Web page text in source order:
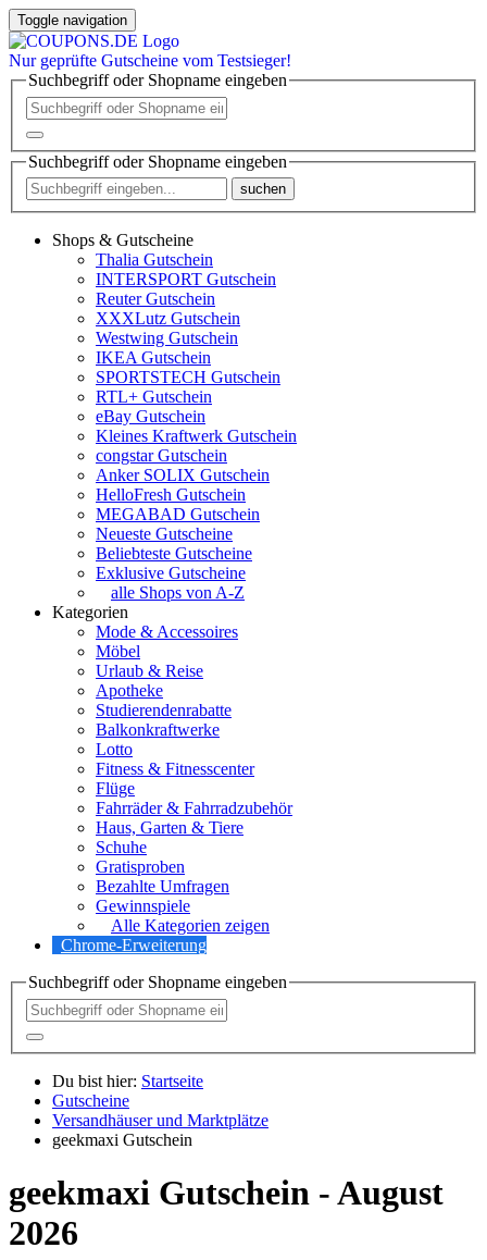
Toggle navigation
Nur geprüfte Gutscheine vom Testsieger!
Suchbegriff oder Shopname eingeben
Suchbegriff oder Shopname eingeben
suchen
Shops & Gutscheine
Thalia Gutschein
INTERSPORT Gutschein
Reuter Gutschein
XXXLutz Gutschein
Westwing Gutschein
IKEA Gutschein
SPORTSTECH Gutschein
RTL+ Gutschein
eBay Gutschein
Kleines Kraftwerk Gutschein
congstar Gutschein
Anker SOLIX Gutschein
HelloFresh Gutschein
MEGABAD Gutschein
Neueste Gutscheine
Beliebteste Gutscheine
Exklusive Gutscheine
alle Shops von A-Z
Kategorien
Mode & Accessoires
Möbel
Urlaub & Reise
Apotheke
Studierendenrabatte
Balkonkraftwerke
Lotto
Fitness & Fitnesscenter
Flüge
Fahrräder & Fahrradzubehör
Haus, Garten & Tiere
Schuhe
Gratisproben
Bezahlte Umfragen
Gewinnspiele
Alle Kategorien zeigen
Chrome-Erweiterung
Suchbegriff oder Shopname eingeben
Du bist hier: Startseite
Gutscheine
Versandhäuser und Marktplätze
geekmaxi Gutschein
geekmaxi Gutschein - August
2026